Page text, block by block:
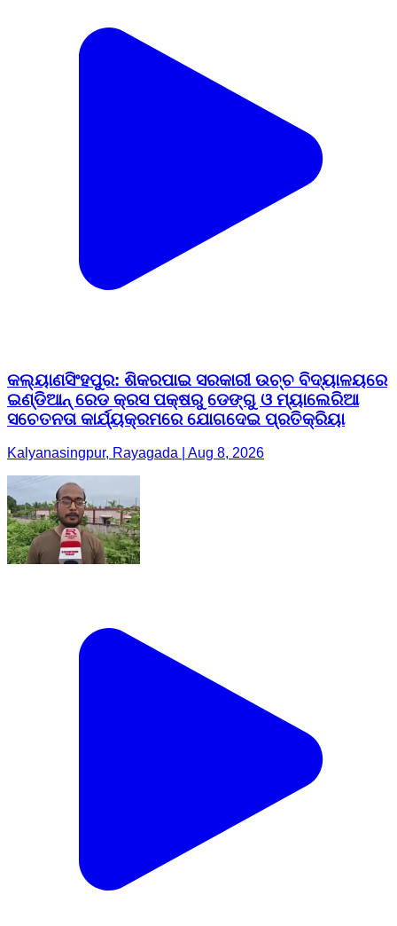
କଲ୍ୟାଣସିଂହପୁର: ଶିକରପାଇ ସରକାରୀ ଉଚ୍ଚ ବିଦ୍ୟାଳୟରେ
ଇଣ୍ଡିଆନ୍ ରେଡ କ୍ରସ ପକ୍ଷରୁ ଡେଙ୍ଗୁ ଓ ମ୍ୟାଲେରିଆ
ସଚେତନତା କାର୍ଯ୍ୟକ୍ରମରେ ଯୋଗଦେଇ ପ୍ରତିକ୍ରିୟା
Kalyanasingpur, Rayagada | Aug 8, 2026